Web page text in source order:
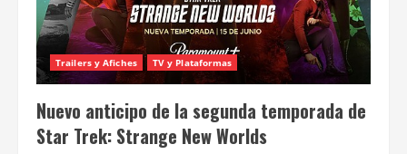
Trailers y Afiches TV y Plataformas
Nuevo anticipo de la segunda temporada de
Star Trek: Strange New Worlds